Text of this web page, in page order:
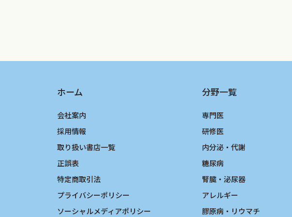
ホーム
会社案内
採用情報
取り扱い書店一覧
正誤表
特定商取引法
プライバシーポリシー
ソーシャルメディアポリシー
分野一覧
専門医
研修医
内分泌・代謝
糖尿病
腎臓・泌尿器
アレルギー
膠原病・リウマチ